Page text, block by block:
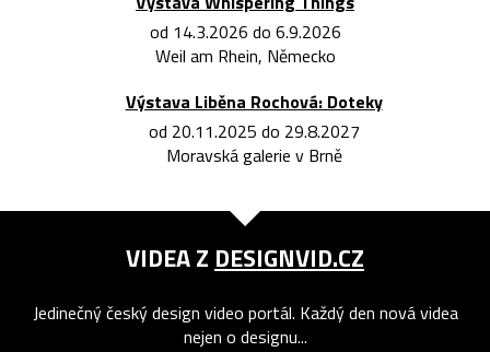
od 14.3.2026 do 6.9.2026
Weil am Rhein, Německo
Výstava Liběna Rochová: Doteky
od 20.11.2025 do 29.8.2027
Moravská galerie v Brně
VIDEA Z DESIGNVID.CZ
Jedinečný český design video portál. Každý den nová videa
nejen o designu...